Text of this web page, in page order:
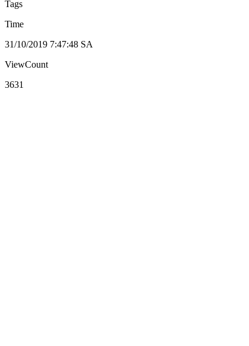
Tags
Time
31/10/2019 7:47:48 SA
ViewCount
3631